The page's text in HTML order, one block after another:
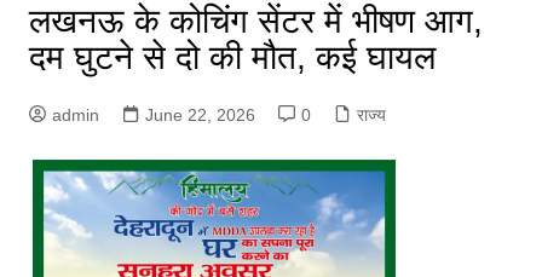
लखनऊ के कोचिंग सेंटर में भीषण आग,
दम घुटने से दो की मौत, कई घायल
admin June 22, 2026 0 राज्य